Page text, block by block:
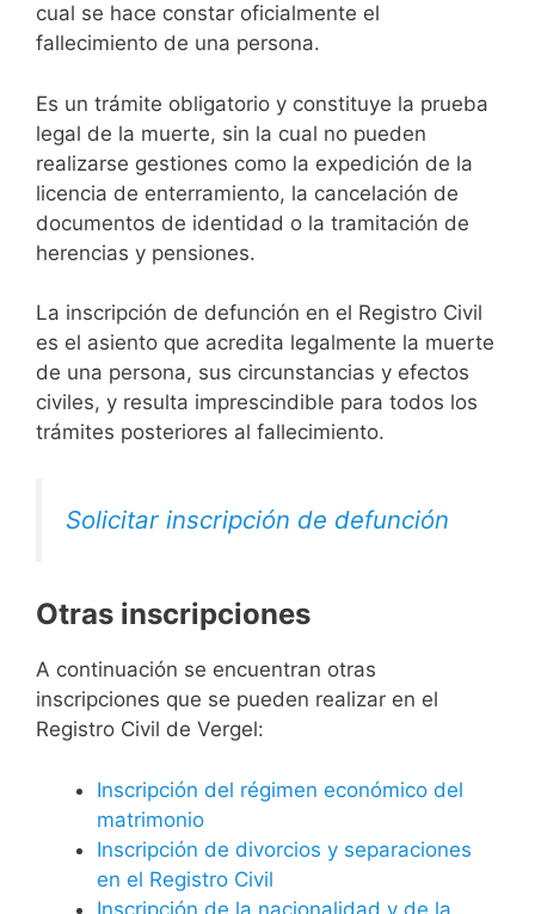
cual se hace constar oficialmente el
fallecimiento de una persona.
Es un trámite obligatorio y constituye la prueba
legal de la muerte, sin la cual no pueden
realizarse gestiones como la expedición de la
licencia de enterramiento, la cancelación de
documentos de identidad o la tramitación de
herencias y pensiones.
La inscripción de defunción en el Registro Civil
es el asiento que acredita legalmente la muerte
de una persona, sus circunstancias y efectos
civiles, y resulta imprescindible para todos los
trámites posteriores al fallecimiento.
Solicitar inscripción de defunción
Otras inscripciones
A continuación se encuentran otras
inscripciones que se pueden realizar en el
Registro Civil de Vergel:
Inscripción del régimen económico del
matrimonio
Inscripción de divorcios y separaciones
en el Registro Civil
Inscripción de la nacionalidad y de la